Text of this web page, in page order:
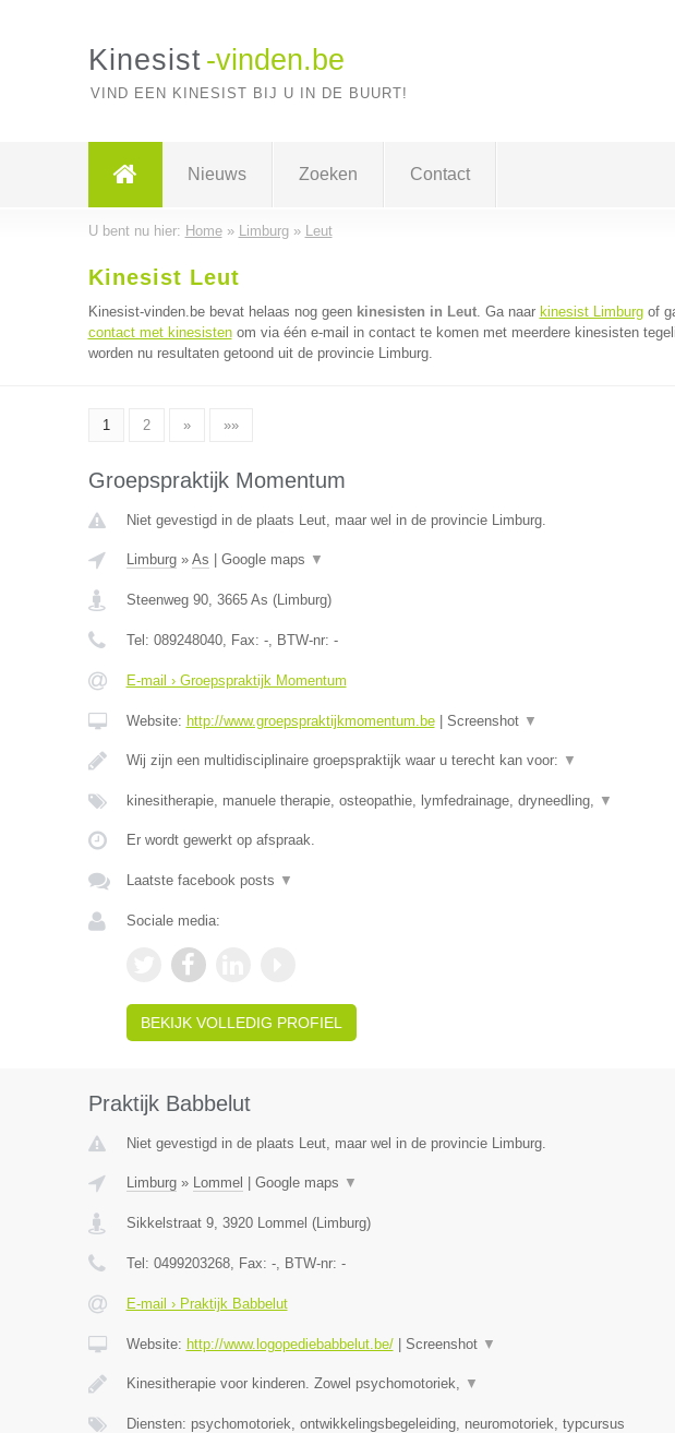
Kinesist -vinden.be
VIND EEN KINESIST BIJ U IN DE BUURT!
Nieuws Zoeken Contact
U bent nu hier: Home» Limburg» Leut
Kinesist Leut
Kinesist-vinden.be bevat helaas nog geen kinesisten in Leut. Ga naar kinesist Limburgof
contact met kinesistenom via één e-mail in contact te komen met meerdere kinesisten
worden nu resultaten getoond uit de provincie Limburg.
1 2 » »»
Groepspraktijk Momentum
Niet gevestigd in de plaats Leut, maar wel in de provincie Limburg.
Limburg» As Google maps ▼
Steenweg 90, 3665 As (Limburg)
Tel: 089248040, Fax: -, BTW-nr: -
E-mail › Groepspraktijk Momentum
Website: http://www.groepspraktijkmomentum.be| Screenshot ▼
Wij zijn een multidisciplinaire groepspraktijk waar u terecht kan voor: ▼
kinesitherapie, manuele therapie, osteopathie, lymfedrainage, dryneedling, ▼
Er wordt gewerkt op afspraak.
Laatste facebook posts ▼
Sociale media:
BEKIJK VOLLEDIG PROFIEL
Praktijk Babbelut
Niet gevestigd in de plaats Leut, maar wel in de provincie Limburg.
Limburg» Lommel Google maps ▼
Sikkelstraat 9, 3920 Lommel (Limburg)
Tel: 0499203268, Fax: -, BTW-nr: -
E-mail › Praktijk Babbelut
Website: http://www.logopediebabbelut.be/| Screenshot ▼
Kinesitherapie voor kinderen. Zowel psychomotoriek, ▼
Diensten: psychomotoriek, ontwikkelingsbegeleiding, neuromotoriek, typcursus